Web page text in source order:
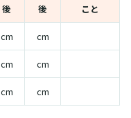
後
後
こと
cm cm
cm cm
cm cm